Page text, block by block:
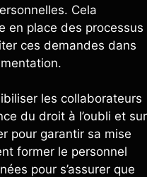
Cela
en place des processus
ces demandes dans
les collaborateurs
du droit à l’oubli et sur
pour garantir sa mise
former le personnel
pour s’assurer que